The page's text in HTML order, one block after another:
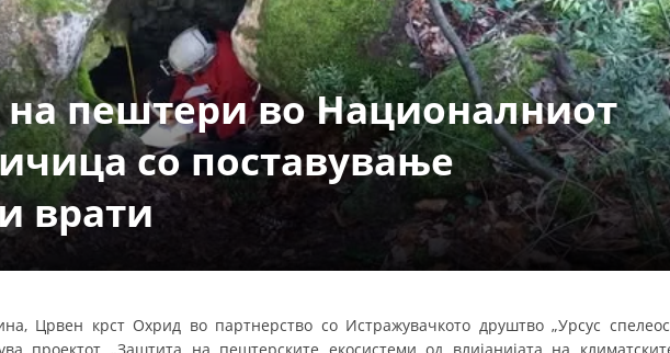
ИСТОРИЈАТ НА ДВИЖЕЊЕТО
СТРУКТУРА НА ОРГАНИЗАЦИЈАТА
КОНТАКТ ИНФОРМАЦИИ
ЧЛЕНСТВО ВО ПРОФЕСИОНАЛНИ ТЕЛА
пештери во Националниот
со поставување
врати
Црвен крст Охрид во партнерство со Истражувачкото друштво „Урсус